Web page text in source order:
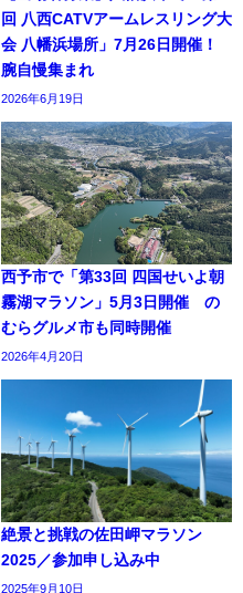
回 八西CATVアームレスリング大
会 八幡浜場所」7月26日開催！
腕自慢集まれ
2026年6月19日
西予市で「第33回 四国せいよ朝
霧湖マラソン」5月3日開催 の
むらグルメ市も同時開催
2026年4月20日
絶景と挑戦の佐田岬マラソン
2025／参加申し込み中
2025年9月10日